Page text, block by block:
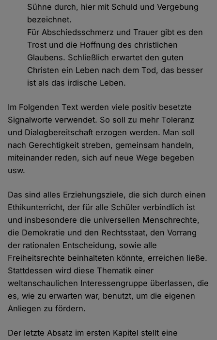
Sühne durch, hier mit Schuld und Vergebung
bezeichnet.
Für Abschiedsschmerz und Trauer gibt es den
Trost und die Hoffnung des christlichen
Glaubens. Schließlich erwartet den guten
Christen ein Leben nach dem Tod, das besser
ist als das irdische Leben.
Im Folgenden Text werden viele positiv besetzte
Signalworte verwendet. So soll zu mehr Toleranz
und Dialogbereitschaft erzogen werden. Man soll
nach Gerechtigkeit streben, gemeinsam handeln,
miteinander reden, sich auf neue Wege begeben
usw.
Das sind alles Erziehungsziele, die sich durch einen
Ethikunterricht, der für alle Schüler verbindlich ist
und insbesondere die universellen Menschrechte,
die Demokratie und den Rechtsstaat, den Vorrang
der rationalen Entscheidung, sowie alle
Freiheitsrechte beinhalteten könnte, erreichen ließe.
Stattdessen wird diese Thematik einer
weltanschaulichen Interessengruppe überlassen, die
es, wie zu erwarten war, benutzt, um die eigenen
Anliegen zu fördern.
Der letzte Absatz im ersten Kapitel stellt eine